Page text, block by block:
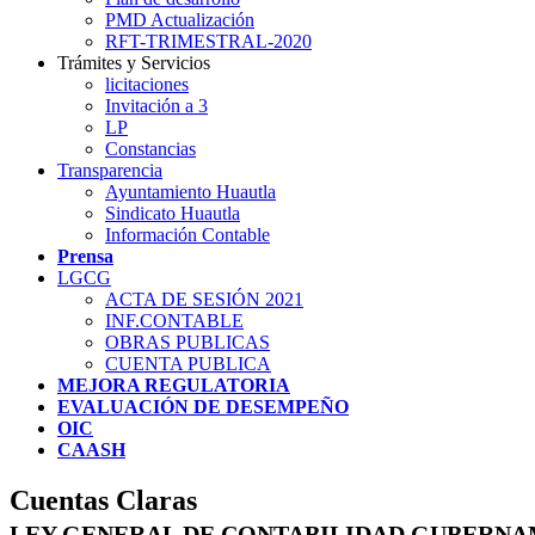
PMD Actualización
RFT-TRIMESTRAL-2020
Trámites y Servicios
licitaciones
Invitación a 3
LP
Constancias
Transparencia
Ayuntamiento Huautla
Sindicato Huautla
Información Contable
Prensa
LGCG
ACTA DE SESIÓN 2021
INF.CONTABLE
OBRAS PUBLICAS
CUENTA PUBLICA
MEJORA REGULATORIA
EVALUACIÓN DE DESEMPEÑO
OIC
CAASH
Cuentas Claras